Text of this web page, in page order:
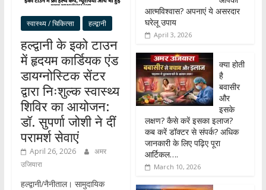
स्वास्थ्य / चिकित्सा हल्द्वानी
हल्द्वानी के इको टाउन
में हृदयम कार्डियक एंड
डायग्नोस्टिक सेंटर
द्वारा निःशुल्क स्वास्थ्य
शिविर का आयोजन:
डॉ. सुपर्णा जोशी ने दीं
परामर्श सेवाएं
April 26, 2026
अमर
उजियारा
हल्द्वानी/नैनीताल। सामुदायिक
आत्मविश्वास? अपनाएं ये असरदार
घरेलू उपाय
April 3, 2026
क्या होती
है
बवासीर
और
इसके
लक्षण? कैसे करें इसका इलाज?
कब करें डॉक्टर से संपर्क? अधिक
जानकारी के लिए पढ़िए पूरा
आर्टिकल….
March 10, 2026